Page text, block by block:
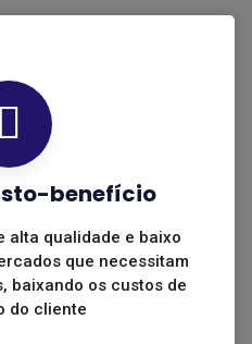
benefício
alta qualidade e baixo
que necessitam
baixando os custos de
do cliente